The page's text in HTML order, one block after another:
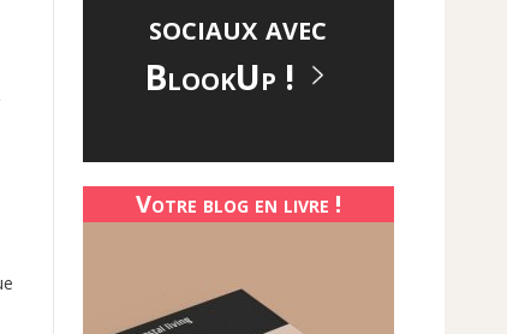
sociaux avec
BlookUp !
Votre blog en livre !